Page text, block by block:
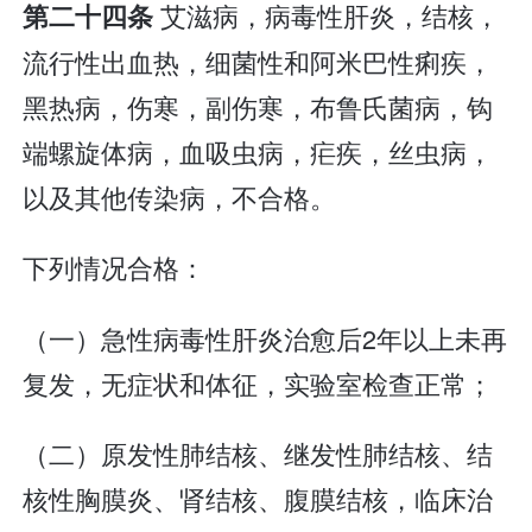
第二十四条艾滋病，病毒性肝炎，结核，
流行性出血热，细菌性和阿米巴性痢疾，
黑热病，伤寒，副伤寒，布鲁氏菌病，钩
端螺旋体病，血吸虫病，疟疾，丝虫病，
以及其他传染病，不合格。
下列情况合格：
（一）急性病毒性肝炎治愈后2年以上未再
复发，无症状和体征，实验室检查正常；
（二）原发性肺结核、继发性肺结核、结
核性胸膜炎、肾结核、腹膜结核，临床治